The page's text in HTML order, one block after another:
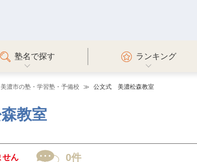
塾名で探す ランキング
美濃市の塾・学習塾・予備校 公文式 美濃松森教室
教室
せん 0件